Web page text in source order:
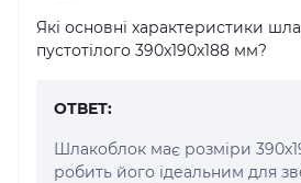
Які основні характеристики
пустотілого 390x190x188 мм?
ОТВЕТ:
Шлакоблок має розміри
робить його ідеальним для